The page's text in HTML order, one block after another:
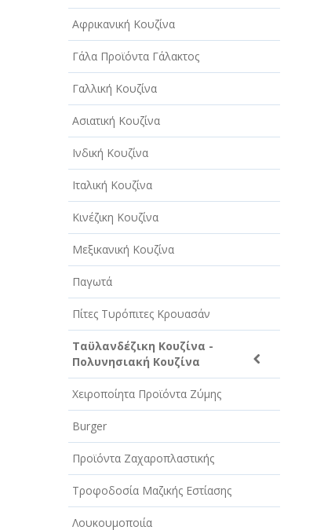
Αφρικανική Κουζίνα
Γάλα Προϊόντα Γάλακτος
Γαλλική Κουζίνα
Ασιατική Κουζίνα
Ινδική Κουζίνα
Ιταλική Κουζίνα
Κινέζικη Κουζίνα
Μεξικανική Κουζίνα
Παγωτά
Πίτες Τυρόπιτες Κρουασάν
Ταϋλανδέζικη Κουζίνα -
Πολυνησιακή Κουζίνα
Χειροποίητα Προϊόντα Ζύμης
Burger
Προϊόντα Ζαχαροπλαστικής
Τροφοδοσία Μαζικής Εστίασης
Λουκουμοποιία